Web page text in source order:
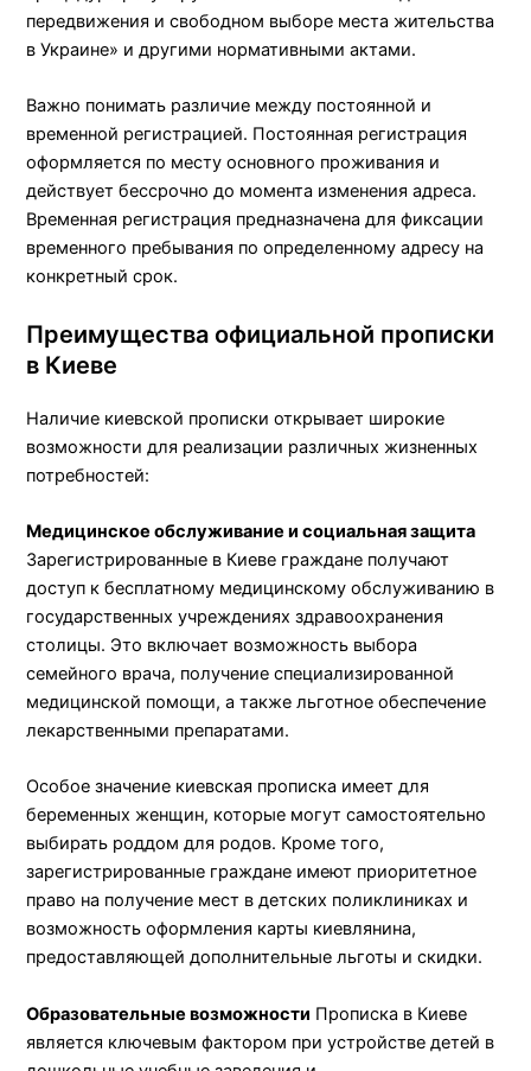
передвижения и свободном выборе места жительства
в Украине» и другими нормативными актами.
Важно понимать различие между постоянной и
временной регистрацией. Постоянная регистрация
оформляется по месту основного проживания и
действует бессрочно до момента изменения адреса.
Временная регистрация предназначена для фиксации
временного пребывания по определенному адресу на
конкретный срок.
Преимущества официальной прописки
в Киеве
Наличие киевской прописки открывает широкие
возможности для реализации различных жизненных
потребностей:
Медицинское обслуживание и социальная защита
Зарегистрированные в Киеве граждане получают
доступ к бесплатному медицинскому обслуживанию в
государственных учреждениях здравоохранения
столицы. Это включает возможность выбора
семейного врача, получение специализированной
медицинской помощи, а также льготное обеспечение
лекарственными препаратами.
Особое значение киевская прописка имеет для
беременных женщин, которые могут самостоятельно
выбирать роддом для родов. Кроме того,
зарегистрированные граждане имеют приоритетное
право на получение мест в детских поликлиниках и
возможность оформления карты киевлянина,
предоставляющей дополнительные льготы и скидки.
Образовательные возможности Прописка в Киеве
является ключевым фактором при устройстве детей в